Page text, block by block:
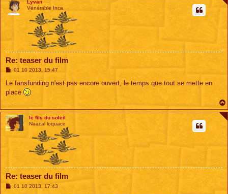
Lyvan
Vénérable Inca
Re: teaser du film
M
s
a
01 10 2013, 15:47
Le fansfunding n'est pas encore ouvert, le temps que tout se mette en
place
le fils du soleil
Naacal loquace
Re: teaser du film
M01 10 2013, 17:43